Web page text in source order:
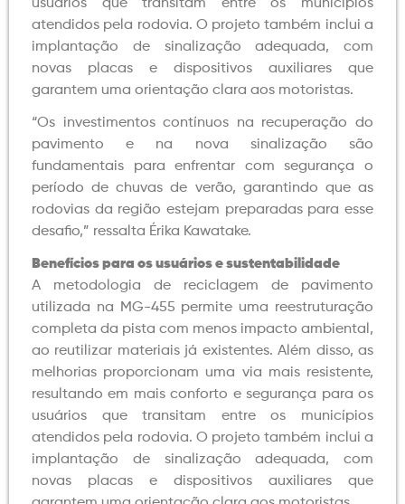
usuários que transitam entre os municípios
atendidos pela rodovia. O projeto também inclui a
implantação de sinalização adequada, com
novas placas e dispositivos auxiliares que
garantem uma orientação clara aos motoristas.
“Os investimentos contínuos na recuperação do
pavimento e na nova sinalização são
fundamentais para enfrentar com segurança o
período de chuvas de verão, garantindo que as
rodovias da região estejam preparadas para esse
desafio,” ressalta Érika Kawatake.
Benefícios para os usuários e sustentabilidade
A metodologia de reciclagem de pavimento
utilizada na MG-455 permite uma reestruturação
completa da pista com menos impacto ambiental,
ao reutilizar materiais já existentes. Além disso, as
melhorias proporcionam uma via mais resistente,
resultando em mais conforto e segurança para os
usuários que transitam entre os municípios
atendidos pela rodovia. O projeto também inclui a
implantação de sinalização adequada, com
novas placas e dispositivos auxiliares que